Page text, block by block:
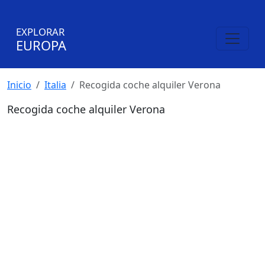
EXPLORAR
EUROPA
Inicio Italia Recogida coche alquiler Verona
Recogida coche alquiler Verona